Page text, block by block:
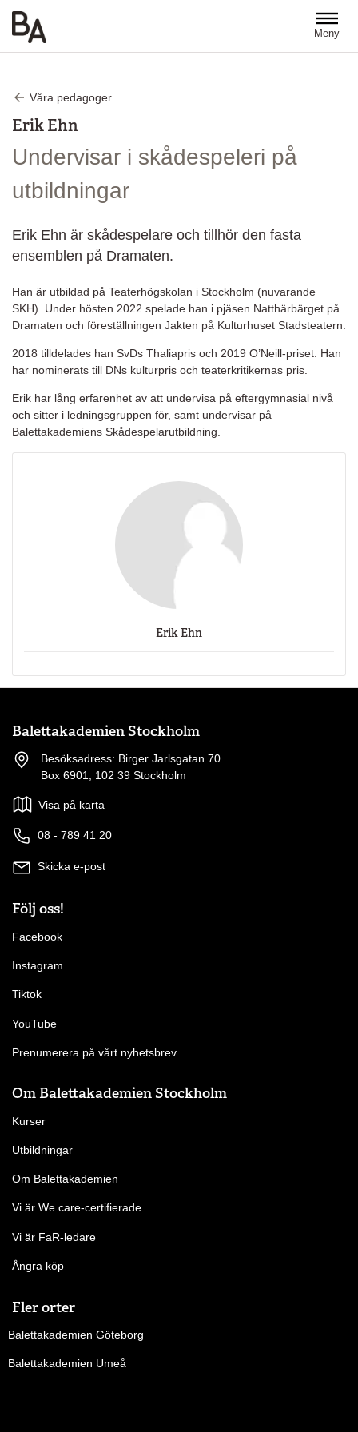
Meny
Våra pedagoger
Erik Ehn
Undervisar i skådespeleri på
utbildningar
Erik Ehn är skådespelare och tillhör den fasta
ensemblen på Dramaten.
Han är utbildad på Teaterhögskolan i Stockholm (nuvarande
SKH). Under hösten 2022 spelade han i pjäsen Natthärbärget på
Dramaten och föreställningen Jakten på Kulturhuset Stadsteatern.
2018 tilldelades han SvDs Thaliapris och 2019 O’Neill-priset. Han
har nominerats till DNs kulturpris och teaterkritikernas pris.
Erik har lång erfarenhet av att undervisa på eftergymnasial nivå
och sitter i ledningsgruppen för, samt undervisar på
Balettakademiens Skådespelarutbildning.
Erik Ehn
Balettakademien Stockholm
Besöksadress: Birger Jarlsgatan 70
Box 6901, 102 39 Stockholm
Visa på karta
08 - 789 41 20
Skicka e-post
Följ oss!
Facebook
Instagram
Tiktok
YouTube
Prenumerera på vårt nyhetsbrev
Om Balettakademien Stockholm
Kurser
Utbildningar
Om Balettakademien
Vi är We care-certifierade
Vi är FaR-ledare
Ångra köp
Fler orter
Balettakademien Göteborg
Balettakademien Umeå